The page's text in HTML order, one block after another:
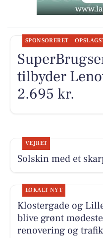
SPONSORERET
tilbyder
2.695 kr.
VEJRET
Solskin med et
LOKALT NYT
Klostergade og
blive grønt
renovering og